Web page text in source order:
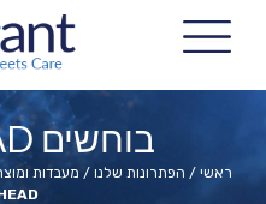
בוחשים OVERHEAD
ראשי / הפתרונות שלנו / מעבדות